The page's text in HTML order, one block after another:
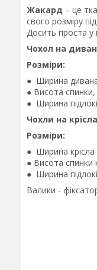
Жакард – це
свого розміру
Досить проста у
Чохол на
Розміри:
● Ширина
● Висота спинки,
● Ширина
Чохли на
Розміри:
● Ширина крісла
● Висота спинки
● Ширина
Валики -